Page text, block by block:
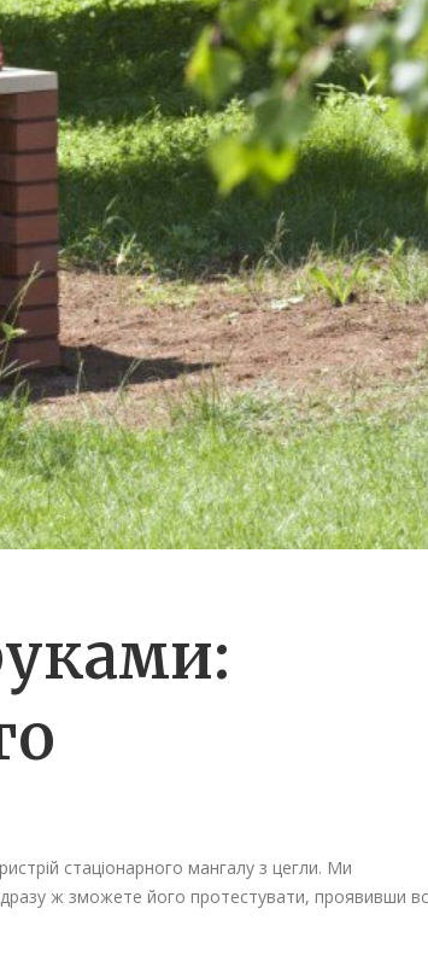
стаціонарного мангалу з цегли. Ми
ж зможете його протестувати, проявивши